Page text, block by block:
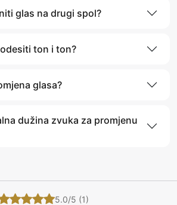
glas na drugi spol?
ton i ton?
glasa?
dužina zvuka za promjenu
5.0/5 (1)